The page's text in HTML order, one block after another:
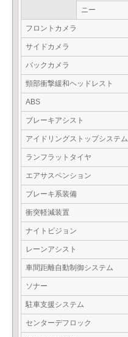
ニー
フロントカメラ
サイドカメラ
バックカメラ
頸部衝撃緩和ヘッドレスト
ABS
ブレーキアシスト
アイドリングストップシステム
ランフラットタイヤ
エアサスペンション
ブレーキ系装備
衝突軽減装置
ナイトビジョン
レーンアシスト
車間距離自動制御システム
ソナー
駐車支援システム
センターデフロック